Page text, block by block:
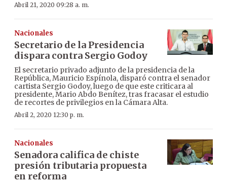
Abril 21, 2020 09:28 a. m.
Nacionales
Secretario de la Presidencia
dispara contra Sergio Godoy
El secretario privado adjunto de la presidencia de la
República, Mauricio Espínola, disparó contra el senador
cartista Sergio Godoy, luego de que este criticara al
presidente, Mario Abdo Benítez, tras fracasar el estudio
de recortes de privilegios en la Cámara Alta.
Abril 2, 2020 12:30 p. m.
Nacionales
Senadora califica de chiste
presión tributaria propuesta
en reforma